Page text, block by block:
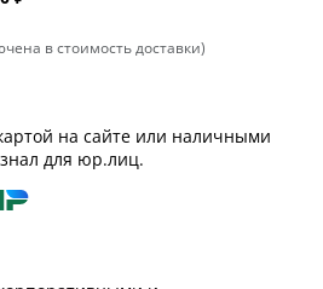
в стоимость доставки)
на сайте или наличными
для юр.лиц.